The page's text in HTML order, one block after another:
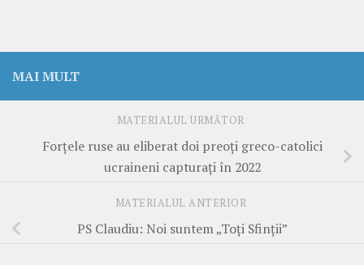
MAI MULT
MATERIALUL URMĂTOR
Forțele ruse au eliberat doi preoți greco-catolici
ucraineni capturați în 2022
MATERIALUL ANTERIOR
PS Claudiu: Noi suntem „Toți Sfinții”